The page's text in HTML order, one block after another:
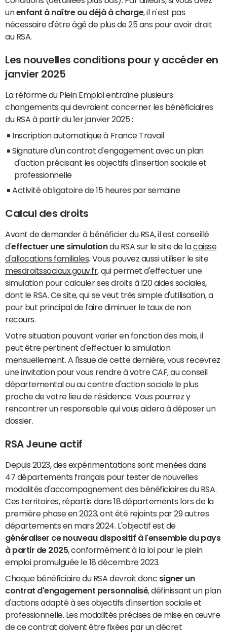
unenfant à naître ou déjà à charge, il n'est pas
nécessaire d'être âgé de plus de 25 ans pour avoir droit
au RSA.
Les nouvelles conditions pour y accéder en
janvier 2025
La réforme du Plein Emploi entraîne plusieurs
changements qui devraient concerner les bénéficiaires
du RSA à partir du 1er janvier 2025 :
Inscription automatique à France Travail
Signature d'un contrat d'engagement avec un plan
d'action précisant les objectifs d'insertion sociale et
professionnelle
Activité obligatoire de 15 heures par semaine
Calcul des droits
Avant de demander à bénéficier du RSA, il est conseillé
d'effectuer une simulationdu RSA sur le site de lacaisse
d'allocations familiales. Vous pouvez aussi utiliser le site
mesdroitssociaux.gouv.fr, qui permet d'effectuer une
simulation pour calculer ses droits à 120 aides sociales,
dont le RSA. Ce site, qui se veut très simple d'utilisation, a
pour but principal de faire diminuer le taux de non
recours.
Votre situation pouvant varier en fonction des mois, il
peut être pertinent d'effectuer la simulation
mensuellement. A l'issue de cette dernière, vous recevrez
une invitation pour vous rendre à votre CAF, au conseil
départemental ou au centre d'action sociale le plus
proche de votre lieu de résidence. Vous pourrez y
rencontrer un responsable qui vous aidera à déposer un
dossier.
RSA Jeune actif
Depuis 2023, des expérimentations sont menées dans
47 départements français pour tester de nouvelles
modalités d'accompagnement des bénéficiaires du RSA.
Ces territoires, répartis dans 18 départements lors de la
première phase en 2023, ont été rejoints par 29 autres
départements en mars 2024. L'objectif est de
généraliser ce nouveau dispositif à l'ensemble du pays
à partir de 2025, conformément à la loi pour le plein
emploi promulguée le 18 décembre 2023.
Chaque bénéficiaire du RSA devrait donc signer un
contrat d'engagement personnalisé, définissant un plan
d'actions adapté à ses objectifs d'insertion sociale et
professionnelle. Les modalités précises de mise en œuvre
de ce contrat doivent être fixées par un décret